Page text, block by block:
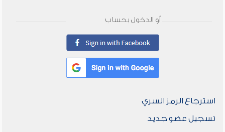
أو الدخول بحساب
استرجاع الرمز السري
تسجيل عضو جديد